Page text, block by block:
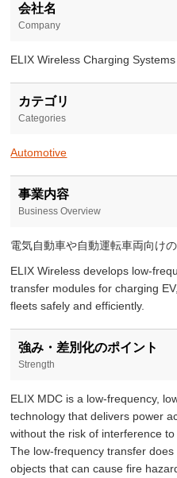
会社名
Company
ELIX Wireless Charging Systems
カテゴリ
Categories
Automotive
事業内容
Business Overview
電気自動車や自動運転車両向け
ELIX Wireless develops low-
transfer modules for charging
fleets safely and efficiently.
強み・差別化のポイント
Strength
ELIX MDC is a low-frequency,
technology that delivers power
without the risk of interference
The low-frequency transfer
objects that can cause fire